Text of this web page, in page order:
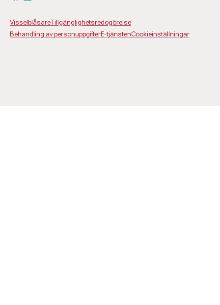
VisselblåsareTillgänglighetsredogörelse
Behandling av personuppgifterE-tjänstenCookieinställningar